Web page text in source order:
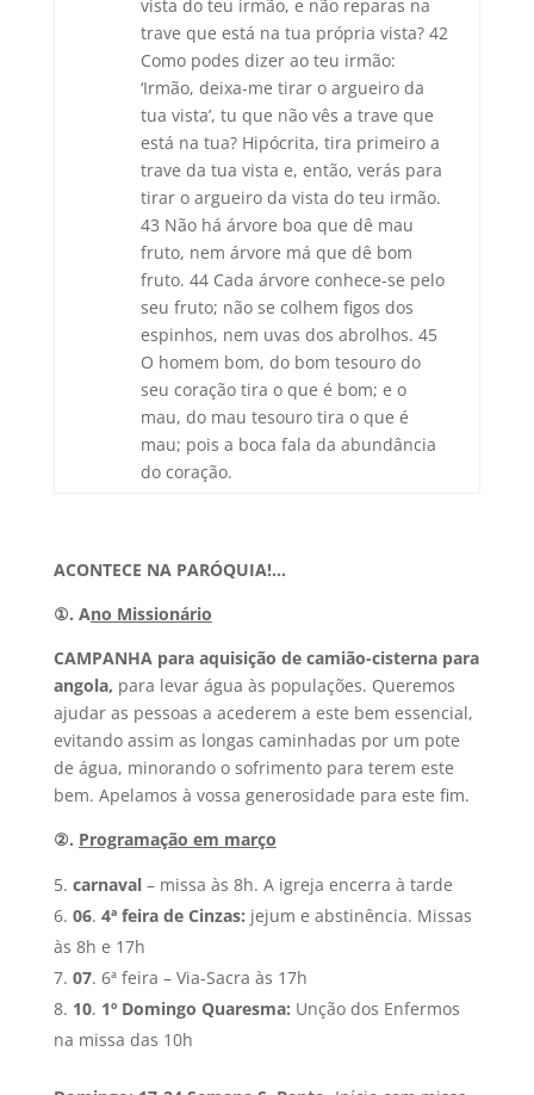
vista do teu irmão, e não reparas na
trave que está na tua própria vista? 42
Como podes dizer ao teu irmão:
‘Irmão, deixa-me tirar o argueiro da
tua vista’, tu que não vês a trave que
está na tua? Hipócrita, tira primeiro a
trave da tua vista e, então, verás para
tirar o argueiro da vista do teu irmão.
43 Não há árvore boa que dê mau
fruto, nem árvore má que dê bom
fruto. 44 Cada árvore conhece-se pelo
seu fruto; não se colhem figos dos
espinhos, nem uvas dos abrolhos. 45
O homem bom, do bom tesouro do
seu coração tira o que é bom; e o
mau, do mau tesouro tira o que é
mau; pois a boca fala da abundância
do coração.
ACONTECE NA PARÓQUIA!…
①. Ano Missionário
CAMPANHA para aquisição de camião-cisterna para
angola, para levar água às populações. Queremos
ajudar as pessoas a acederem a este bem essencial,
evitando assim as longas caminhadas por um pote
de água, minorando o sofrimento para terem este
bem. Apelamos à vossa generosidade para este fim.
②. Programação em março
carnaval– missa às 8h. A igreja encerra à tarde
06. 4ª feira de Cinzas: jejum e abstinência. Missas
às 8h e 17h
07. 6ª feira – Via-Sacra às 17h
10. 1º Domingo Quaresma: Unção dos Enfermos
na missa das 10h